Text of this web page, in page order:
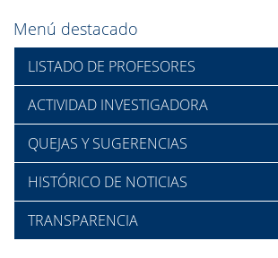
Menú destacado
LISTADO DE PROFESORES
ACTIVIDAD INVESTIGADORA
QUEJAS Y SUGERENCIAS
HISTÓRICO DE NOTICIAS
TRANSPARENCIA